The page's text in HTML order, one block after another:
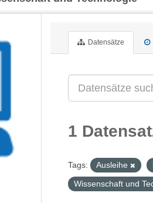
Datensätze
1
Tags: Ausleihe
Wissenschaft und